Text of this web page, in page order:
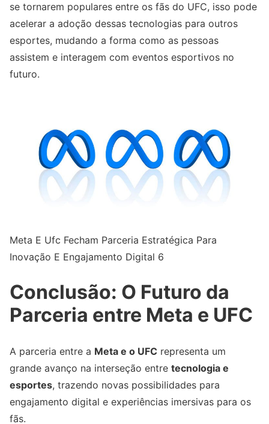
se tornarem populares entre os fãs do UFC, isso pode
acelerar a adoção dessas tecnologias para outros
esportes, mudando a forma como as pessoas
assistem e interagem com eventos esportivos no
futuro.
Meta E Ufc Fecham Parceria Estratégica Para
Inovação E Engajamento Digital 6
Conclusão: O Futuro da
Parceria entre Meta e UFC
A parceria entre a Meta e o UFC representa um
grande avanço na interseção entre tecnologia e
esportes, trazendo novas possibilidades para
engajamento digital e experiências imersivas para os
fãs.